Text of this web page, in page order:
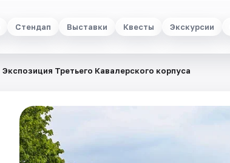
Стендап Выставки Квесты Экскурсии
Экспозиция Третьего Кавалерского корпуса